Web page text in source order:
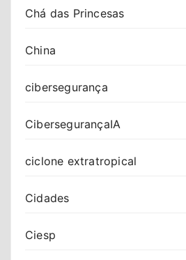
Chá das Princesas
China
cibersegurança
CibersegurançaIA
ciclone extratropical
Cidades
Ciesp